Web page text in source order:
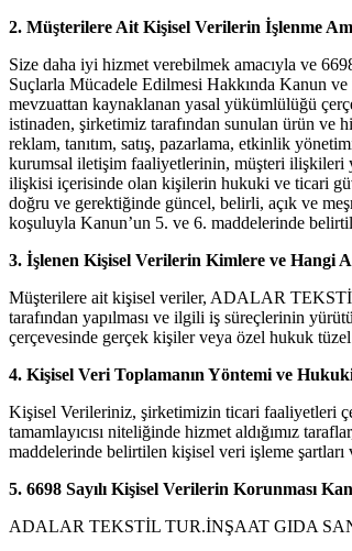
2. Müşterilere Ait Kişisel Verilerin İşlenme
Size daha iyi hizmet verebilmek amacıyla ve
Suçlarla Mücadele Edilmesi Hakkında Kanun
mevzuattan kaynaklanan yasal yükümlülüğü
istinaden, şirketimiz tarafından sunulan ürün ve
reklam, tanıtım, satış, pazarlama, etkinlik
kurumsal iletişim faaliyetlerinin, müşteri ilişkileri
ilişkisi içerisinde olan kişilerin hukuki ve ticari
doğru ve gerektiğinde güncel, belirli, açık ve
koşuluyla Kanun’un 5. ve 6. maddelerinde
3. İşlenen Kişisel Verilerin Kimlere ve Hangi
Müşterilere ait kişisel veriler, ADALAR
tarafından yapılması ve ilgili iş süreçlerinin
çerçevesinde gerçek kişiler veya özel hukuk
4. Kişisel Veri Toplamanın Yöntemi ve
Kişisel Verileriniz, şirketimizin ticari faaliyetleri
tamamlayıcısı niteliğinde hizmet aldığımız
maddelerinde belirtilen kişisel veri işleme
5. 6698 Sayılı Kişisel Verilerin Korunması
ADALAR TEKSTİL TUR.İNŞAAT GIDA